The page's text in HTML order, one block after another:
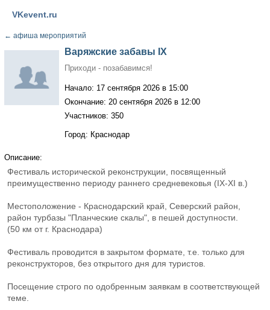
VKevent.ru
← афиша мероприятий
Варяжские забавы IX
Приходи - позабавимся!
Начало: 17 сентября 2026 в 15:00
Окончание: 20 сентября 2026 в 12:00
Участников: 350
Город: Краснодар
Описание:
Фестиваль исторической реконструкции, посвященный
преимущественно периоду раннего средневековья (IX-XI в.)
Местоположение - Краснодарский край, Северский район,
район турбазы "Планческие скалы", в пешей доступности.
(50 км от г. Краснодара)
Фестиваль проводится в закрытом формате, т.е. только для
реконструкторов, без открытого дня для туристов.
Посещение строго по одобренным заявкам в соответствующей
теме.